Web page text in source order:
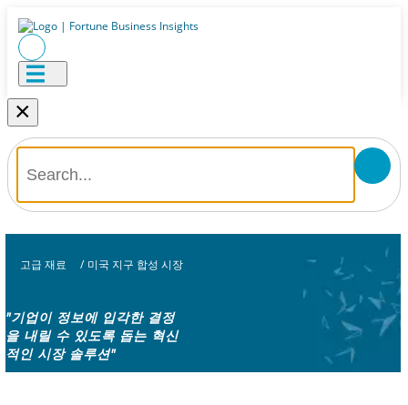
×
고급 재료 / 미국 지구 합성 시장
"기업이 정보에 입각한 결정
을 내릴 수 있도록 돕는 혁신
적인 시장 솔루션"